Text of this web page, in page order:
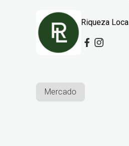
Riqueza Local
Mercado